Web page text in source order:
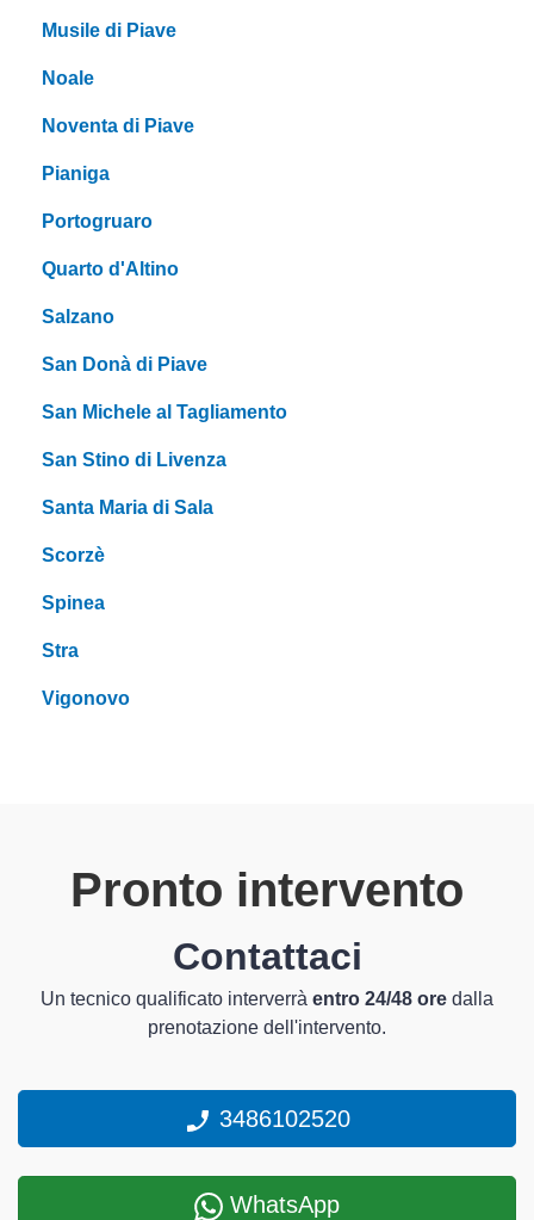
Musile di Piave
Noale
Noventa di Piave
Pianiga
Portogruaro
Quarto d'Altino
Salzano
San Donà di Piave
San Michele al Tagliamento
San Stino di Livenza
Santa Maria di Sala
Scorzè
Spinea
Stra
Vigonovo
Pronto intervento
Contattaci
Un tecnico qualificato interverrà entro 24/48 ore dalla
prenotazione dell'intervento.
3486102520
WhatsApp